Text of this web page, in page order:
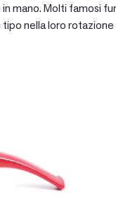
mano. Molti famosi
nella loro